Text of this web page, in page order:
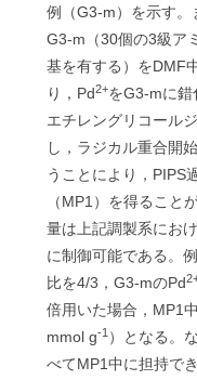
例（G3-m）を示す。
G3-m（30個の3級ア
基を有する）をDMF
り，Pd2+をG3-mに錯
エチレングリコール
し，ラジカル重合開
うことにより，PIPS
（MP1）を得ること
量は上記調製系にお
に制御可能である。
比を4/3，G3-mのPd
倍用いた場合，MP1
mmol g-1）となる。
べてMP1中に担持で